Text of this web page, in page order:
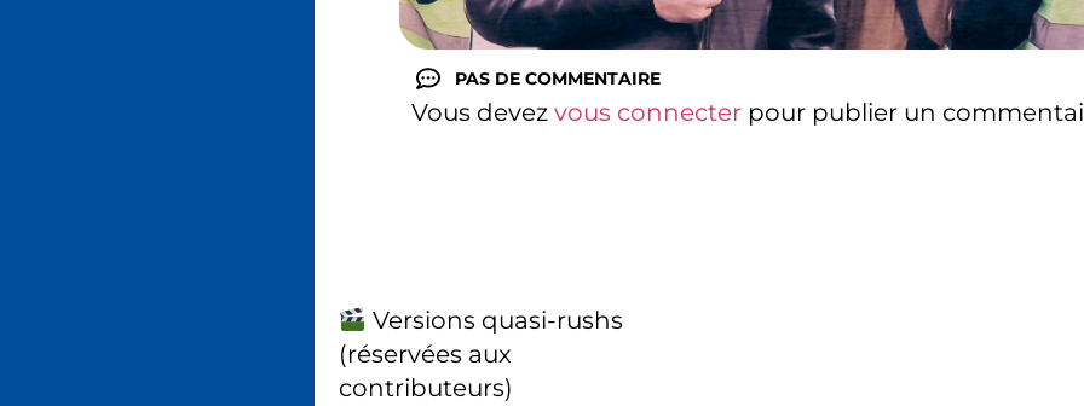
PAS DE COMMENTAIRE
Vous devez vous connecter pour publier un
Versions quasi-rushs
(réservées aux
contributeurs)